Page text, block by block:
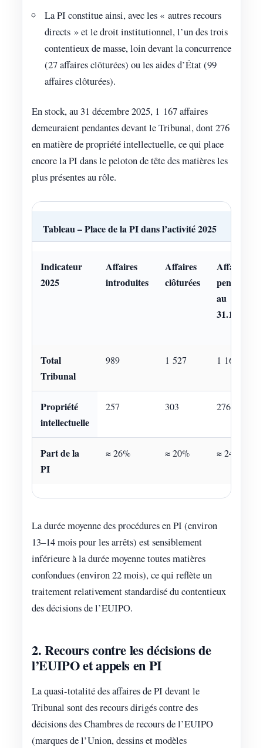
La PI constitue ainsi, avec les « autres recours
directs » et le droit institutionnel, l’un des trois
contentieux de masse, loin devant la concurrence
(27 affaires clôturées) ou les aides d’État (99
affaires clôturées).
En stock, au 31 décembre 2025, 1 167 affaires
demeuraient pendantes devant le Tribunal, dont 276
en matière de propriété intellectuelle, ce qui place
encore la PI dans le peloton de tête des matières les
plus présentes au rôle.
Tableau – Place de la PI dans l’activité 2025
Indicateur
2025
Affaires
introduites
Affaires
clôturées
Affaires
pendantes
au
31.12.2025
Total
Tribunal
989 1 527 1 167
Propriété
intellectuelle
257 303 276
Part de la
PI
≈ 26% ≈ 20% ≈ 24%
La durée moyenne des procédures en PI (environ
13–14 mois pour les arrêts) est sensiblement
inférieure à la durée moyenne toutes matières
confondues (environ 22 mois), ce qui reflète un
traitement relativement standardisé du contentieux
des décisions de l’EUIPO.
2. Recours contre les décisions de
l’EUIPO et appels en PI
La quasi-totalité des affaires de PI devant le
Tribunal sont des recours dirigés contre des
décisions des Chambres de recours de l’EUIPO
(marques de l’Union, dessins et modèles